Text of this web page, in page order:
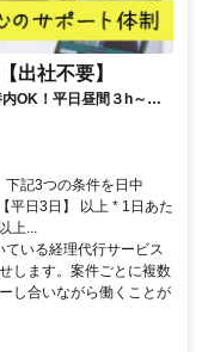
出社不要】
OK！平日昼間３h～。
下記3つの条件を日中
平日3日】 以上 * 1日あた
上...
いる経理代行サービス
します。案件ごとに複数
し合いながら働くことが